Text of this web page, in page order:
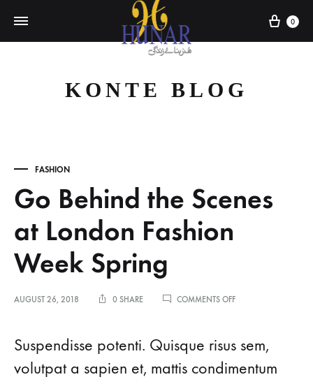
Cart
0
KONTE BLOG
FASHION
Go Behind the Scenes
at London Fashion
Week Spring
AUGUST 26, 2018 0 SHARE COMMENTS OFFON
SCENES
LONDON
Suspendisse potenti. Quisque risus sem,
volutpat a sapien et, mattis condimentum